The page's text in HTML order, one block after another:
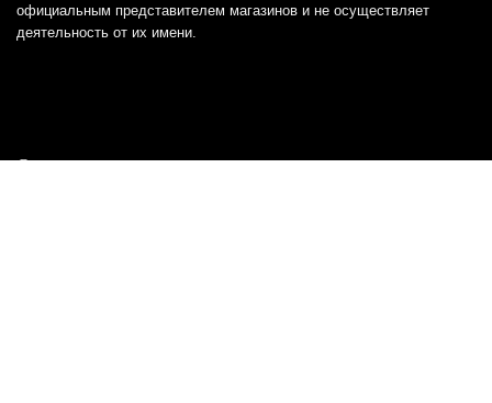
официальным представителем магазинов и не осуществляет
деятельность от их имени.
Отказ от ответственности